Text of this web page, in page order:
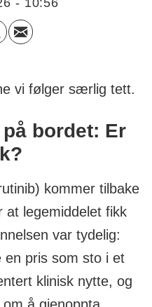
vi følger særlig tett.
bordet: Er
kommer tilbake
at legemiddelet fikk
var tydelig:
en pris som sto i et
klinisk nytte, og